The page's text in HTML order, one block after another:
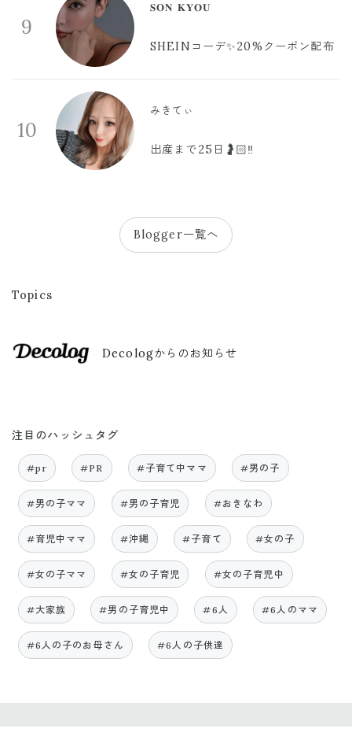
9
𝐒𝐎𝐍 𝐊𝐘𝐎𝐔
SHEINコーデ✨20%クーポン配布
10
みきてぃ
出産まで25日🤰🏻‼️
Blogger一覧へ
Topics
Decologからのお知らせ
注目のハッシュタグ
#pr #PR #子育て中ママ #男の子
#男の子ママ #男の子育児 #おきなわ
#育児中ママ #沖縄 #子育て #女の子
#女の子ママ #女の子育児 #女の子育児中
#大家族 #男の子育児中 #6人 #6人のママ
#6人の子のお母さん #6人の子供達